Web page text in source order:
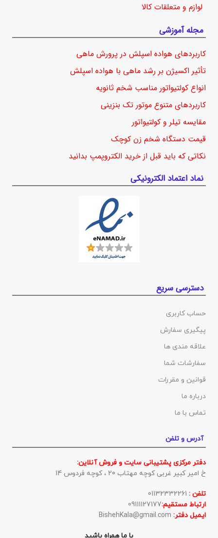
لوازم و متعلقات کالا
مجله آموزشی
کاربردهای هواده اسپلش در پرورش ماهی
تأثیر اکسیژن بر رشد ماهی با هواده اسپلش
انواع کولتیواتور مناسب شخم ثانویه
کاربردهای متنوع موتور تک بنزینی
مقایسه تیلر و کولتیواتور
قیمت دستگاه شخم زن کوچک
نکاتی که باید قبل از خرید الکتروپمپ بدانید
نماد اعتماد الکترونیکی
دسترسی سریع
حساب کاربری
پیگیری سفارش
علاقه مندی ها
سفارشات شما
قوانین و مقررات
درباره ما
تماس با ما
آدرس و تلفن
دفتر مرکزی پشتیبانی سایت و فروش آنلاین:
خ امیر کبیر غربی کوچه مهتاب 20 ، کوچه فردوس 14
تلفن :
ارتباط مستقیم:09111127177
ایمیل دفتر:
با ما همراه باشید